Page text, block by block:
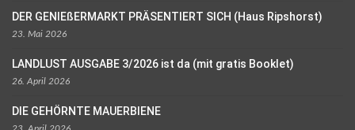
DER GENIEßERMARKT PRÄSENTIERT SICH (Haus Ripshorst)
23. Mai 2026
LANDLUST AUSGABE 3/2026 ist da (mit gratis Booklet)
26. April 2026
DIE GEHÖRNTE MAUERBIENE